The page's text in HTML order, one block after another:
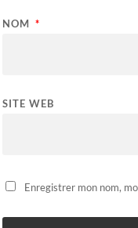
NOM *
SITE WEB
Enregistrer mon nom,